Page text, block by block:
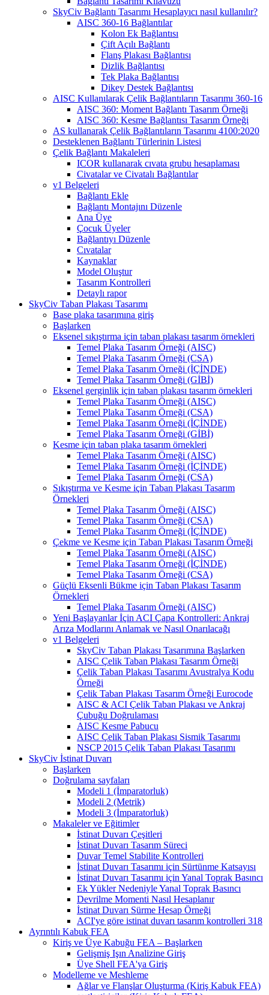
SkyCiv Bağlantı Tasarımı Hesaplayıcı nasıl kullanılır?
AISC 360-16 Bağlantılar
Kolon Ek Bağlantısı
Çift Açılı Bağlantı
Flanş Plakası Bağlantısı
Dizlik Bağlantısı
Tek Plaka Bağlantısı
Dikey Destek Bağlantısı
AISC Kullanılarak Çelik Bağlantıların Tasarımı 360-16
AISC 360: Moment Bağlantı Tasarım Örneği
AISC 360: Kesme Bağlantısı Tasarım Örneği
AS kullanarak Çelik Bağlantıların Tasarımı 4100:2020
Desteklenen Bağlantı Türlerinin Listesi
Çelik Bağlantı Makaleleri
ICOR kullanarak cıvata grubu hesaplaması
Civatalar ve Civatalı Bağlantılar
v1 Belgeleri
Bağlantı Ekle
Bağlantı Montajını Düzenle
Ana Üye
Çocuk Üyeler
Bağlantıyı Düzenle
Cıvatalar
Kaynaklar
Model Oluştur
Tasarım Kontrolleri
Detaylı rapor
SkyCiv Taban Plakası Tasarımı
Base plaka tasarımına giriş
Başlarken
Eksenel sıkıştırma için taban plakası tasarım örnekleri
Temel Plaka Tasarım Örneği (AISC)
Temel Plaka Tasarım Örneği (CSA)
Temel Plaka Tasarım Örneği (İÇİNDE)
Temel Plaka Tasarım Örneği (GİBİ)
Eksenel gerginlik için taban plakası tasarım örnekleri
Temel Plaka Tasarım Örneği (AISC)
Temel Plaka Tasarım Örneği (CSA)
Temel Plaka Tasarım Örneği (İÇİNDE)
Temel Plaka Tasarım Örneği (GİBİ)
Kesme için taban plaka tasarım örnekleri
Temel Plaka Tasarım Örneği (AISC)
Temel Plaka Tasarım Örneği (İÇİNDE)
Temel Plaka Tasarım Örneği (CSA)
Sıkıştırma ve Kesme için Taban Plakası Tasarım
Örnekleri
Temel Plaka Tasarım Örneği (AISC)
Temel Plaka Tasarım Örneği (CSA)
Temel Plaka Tasarım Örneği (İÇİNDE)
Çekme ve Kesme için Taban Plakası Tasarım Örneği
Temel Plaka Tasarım Örneği (AISC)
Temel Plaka Tasarım Örneği (İÇİNDE)
Temel Plaka Tasarım Örneği (CSA)
Güçlü Eksenli Bükme için Taban Plakası Tasarım
Örnekleri
Temel Plaka Tasarım Örneği (AISC)
Yeni Başlayanlar İçin ACI Çapa Kontrolleri: Ankraj
Arıza Modlarını Anlamak ve Nasıl Onarılacağı
v1 Belgeleri
SkyCiv Taban Plakası Tasarımına Başlarken
AISC Çelik Taban Plakası Tasarım Örneği
Çelik Taban Plakası Tasarımı Avustralya Kodu
Örneği
Çelik Taban Plakası Tasarım Örneği Eurocode
AISC & ACI Çelik Taban Plakası ve Ankraj
Çubuğu Doğrulaması
AISC Kesme Pabucu
AISC Çelik Taban Plakası Sismik Tasarımı
NSCP 2015 Çelik Taban Plakası Tasarımı
SkyCiv İstinat Duvarı
Başlarken
Doğrulama sayfaları
Modeli 1 (İmparatorluk)
Modeli 2 (Metrik)
Modeli 3 (İmparatorluk)
Makaleler ve Eğitimler
İstinat Duvarı Çeşitleri
İstinat Duvarı Tasarım Süreci
Duvar Temel Stabilite Kontrolleri
İstinat Duvarı Tasarımı için Sürtünme Katsayısı
İstinat Duvarı Tasarımı için Yanal Toprak Basıncı
Ek Yükler Nedeniyle Yanal Toprak Basıncı
Devrilme Momenti Nasıl Hesaplanır
İstinat Duvarı Sürme Hesap Örneği
ACI'ye göre istinat duvarı tasarım kontrolleri 318
Ayrıntılı Kabuk FEA
Kiriş ve Üye Kabuğu FEA – Başlarken
Gelişmiş Işın Analizine Giriş
Üye Shell FEA'ya Giriş
Modelleme ve Meshleme
Ağlar ve Flanşlar Oluşturma (Kiriş Kabuk FEA)